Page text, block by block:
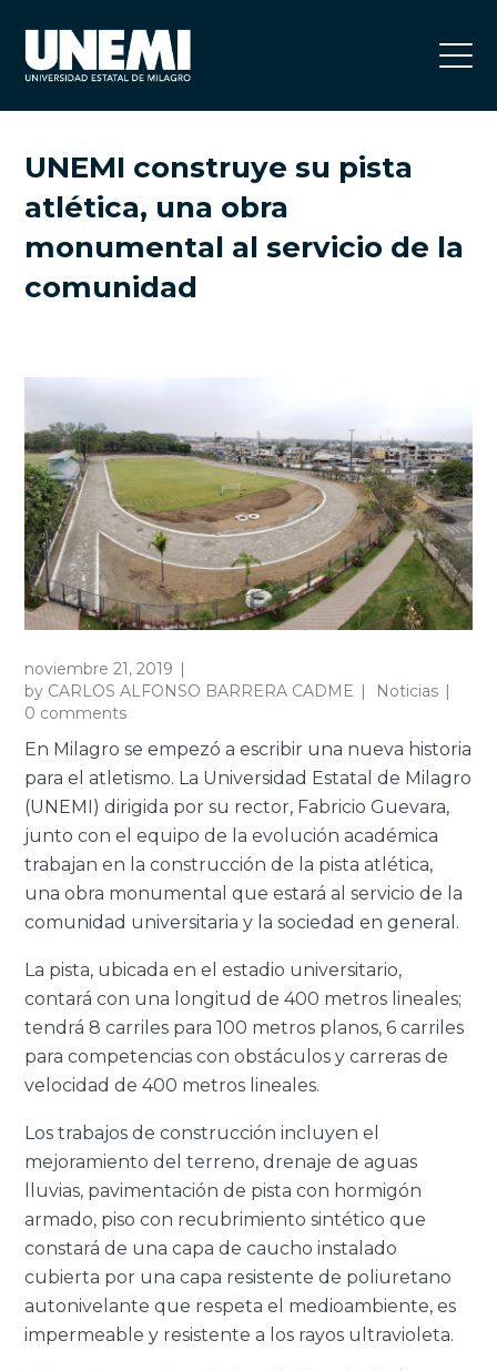
UNEMI construye su pista
atlética, una obra
monumental al servicio de la
comunidad
noviembre 21, 2019
by CARLOS ALFONSO BARRERA CADME
Noticias
0 comments
En Milagro se empezó a escribir una nueva historia
para el atletismo. La Universidad Estatal de Milagro
(UNEMI) dirigida por su rector, Fabricio Guevara,
junto con el equipo de la evolución académica
trabajan en la construcción de la pista atlética,
una obra monumental que estará al servicio de la
comunidad universitaria y la sociedad en general.
La pista, ubicada en el estadio universitario,
contará con una longitud de 400 metros lineales;
tendrá 8 carriles para 100 metros planos, 6 carriles
para competencias con obstáculos y carreras de
velocidad de 400 metros lineales.
Los trabajos de construcción incluyen el
mejoramiento del terreno, drenaje de aguas
lluvias, pavimentación de pista con hormigón
armado, piso con recubrimiento sintético que
constará de una capa de caucho instalado
cubierta por una capa resistente de poliuretano
autonivelante que respeta el medioambiente, es
impermeable y resistente a los rayos ultravioleta.